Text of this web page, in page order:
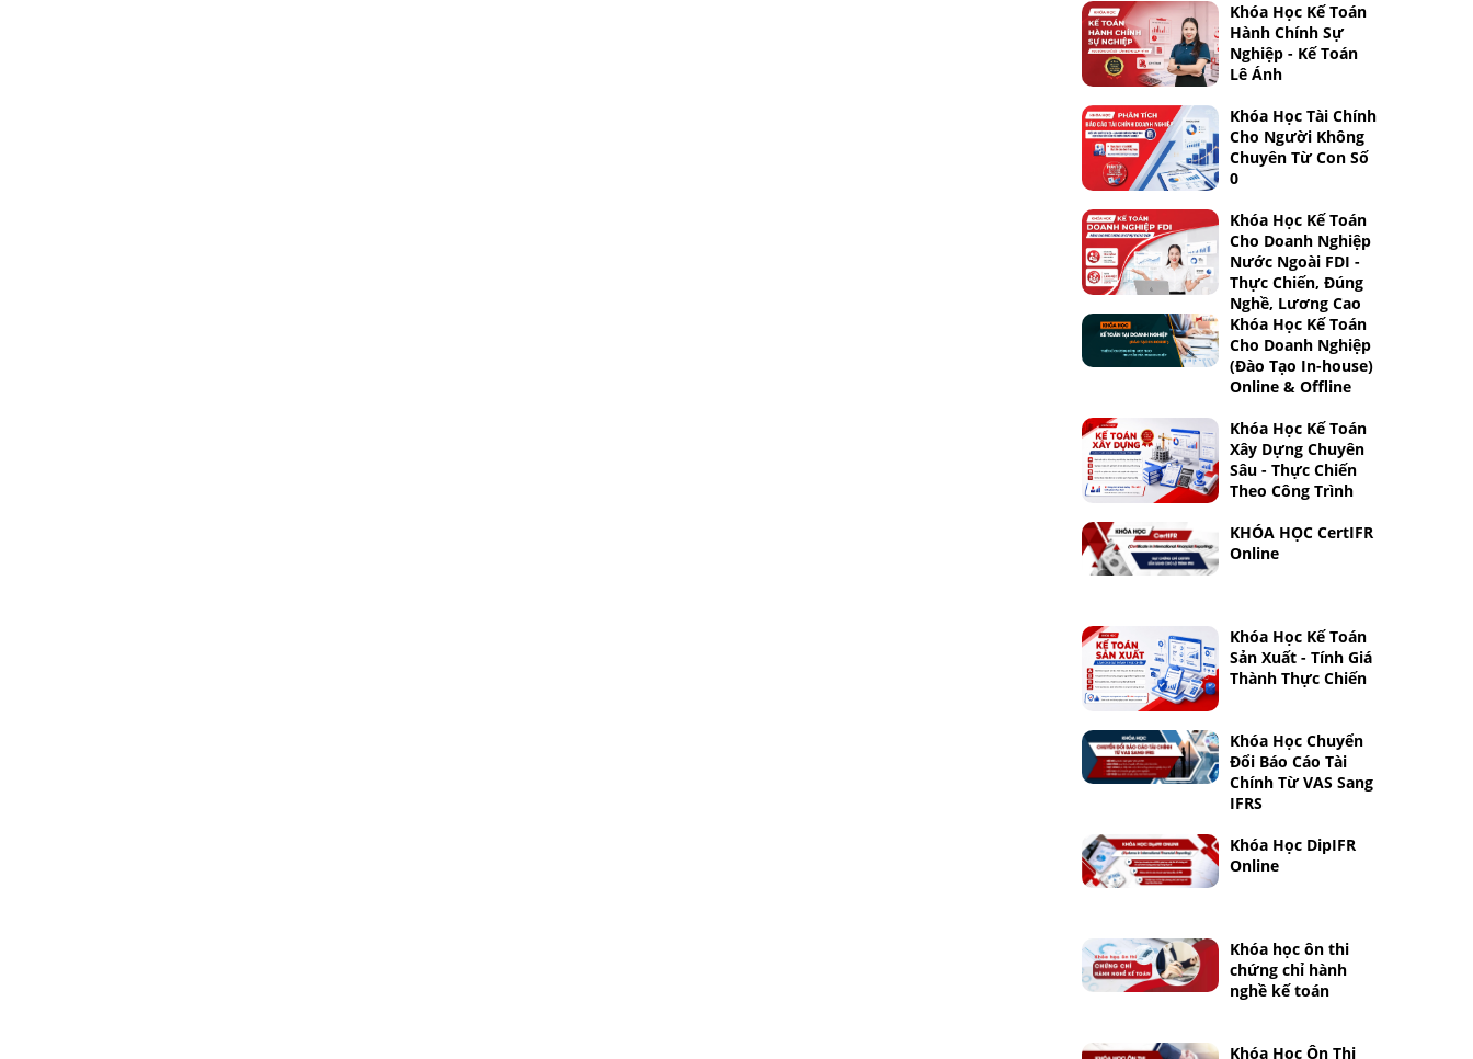
Khóa Học Kế Toán
Hành Chính Sự
Nghiệp - Kế Toán
Lê Ánh
Khóa Học Tài Chính
Cho Người Không
Chuyên Từ Con Số
0
Khóa Học Kế Toán
Cho Doanh Nghiệp
Nước Ngoài FDI -
Thực Chiến, Đúng
Nghề, Lương Cao
Khóa Học Kế Toán
Cho Doanh Nghiệp
(Đào Tạo In-house)
Online & Offline
Khóa Học Kế Toán
Xây Dựng Chuyên
Sâu - Thực Chiến
Theo Công Trình
KHÓA HỌC CertIFR
Online
Khóa Học Kế Toán
Sản Xuất - Tính Giá
Thành Thực Chiến
Khóa Học Chuyển
Đổi Báo Cáo Tài
Chính Từ VAS Sang
IFRS
Khóa Học DipIFR
Online
Khóa học ôn thi
chứng chỉ hành
nghề kế toán
Khóa Học Ôn Thi